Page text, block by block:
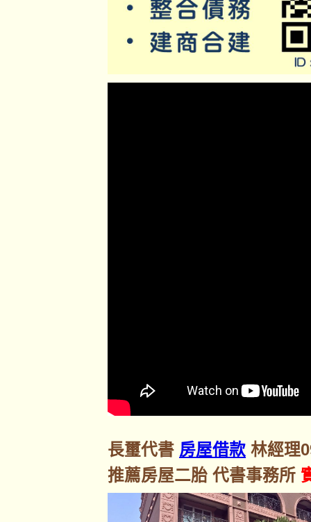
長璽代書 房屋借款 林經理
推薦房屋二胎 代書事務所